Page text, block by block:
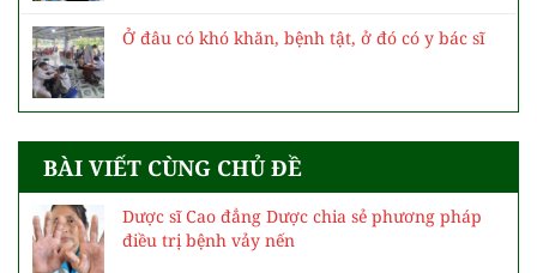
Ở đâu có khó khăn, bệnh tật, ở đó có y bác sĩ
BÀI VIẾT CÙNG CHỦ ĐỀ
Dược sĩ Cao đẳng Dược chia sẻ phương pháp
điều trị bệnh vảy nến